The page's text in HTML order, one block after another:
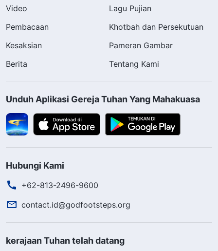
Video
Lagu Pujian
Pembacaan
Khotbah dan Persekutuan
Kesaksian
Pameran Gambar
Berita
Tentang Kami
Unduh Aplikasi Gereja Tuhan Yang Mahakuasa
Hubungi Kami
+62-813-2496-9600
contact.id@godfootsteps.org
kerajaan Tuhan telah datang